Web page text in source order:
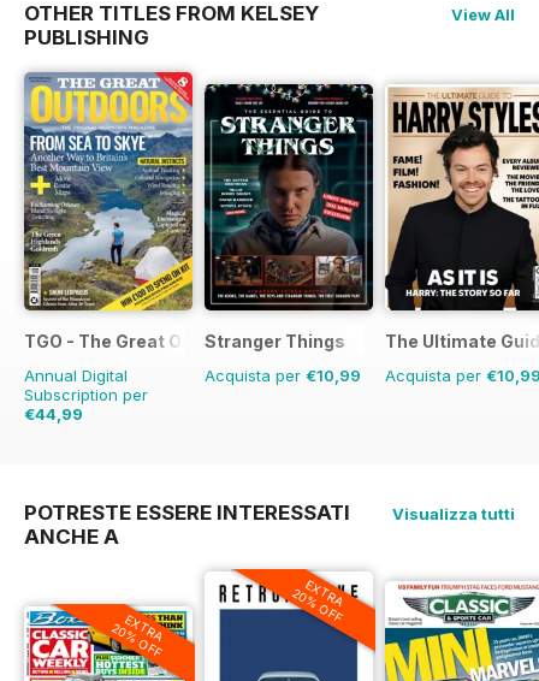
OTHER TITLES FROM KELSEY
PUBLISHING
View All
TGO - The Great Outdoors Magazine
Annual Digital
Subscription per
€44,99
Stranger Things
Acquista per €10,99
The Ultimate
Acquista per
POTRESTE ESSERE INTERESSATI
ANCHE A
Visualizza tutti
EXTRA
20% OFF
EXTRA
20% OFF